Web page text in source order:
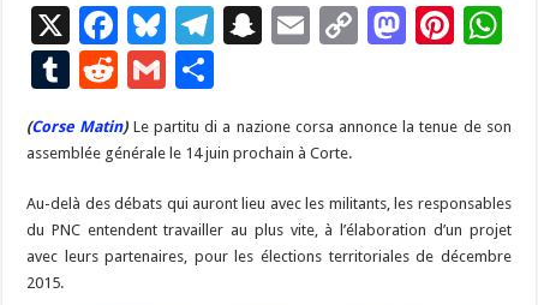
X
F
ac
e
b
o
k
Bl
u
es
ky
T
gr
m
S
p
h
at
E
l
C
y
n
k
M
d
n
Pi
es
p
T
u
m
bl
r
R
e
d
di
t
G
m
ai
ar
ta
er
(Corse Matin) ​Le partitu di a nazione corsa annonce la tenue de son
assemblée générale le 14 juin prochain à Corte.
Au-delà des débats qui auront lieu avec les militants, les responsables
du PNC entendent travailler au plus vite, à l’élaboration d’un projet
avec leurs partenaires, pour les élections territoriales de décembre
2015.